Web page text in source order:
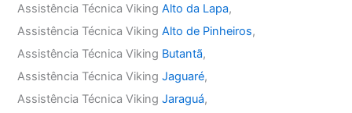
Assistência Técnica VikingAlto da Lapa,
Assistência Técnica VikingAlto de Pinheiros,
Assistência Técnica Viking Butantã,
Assistência Técnica VikingJaguaré,
Assistência Técnica VikingJaraguá,